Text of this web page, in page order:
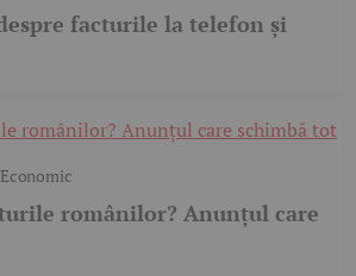
facturile la telefon și
Economic
românilor? Anunțul care